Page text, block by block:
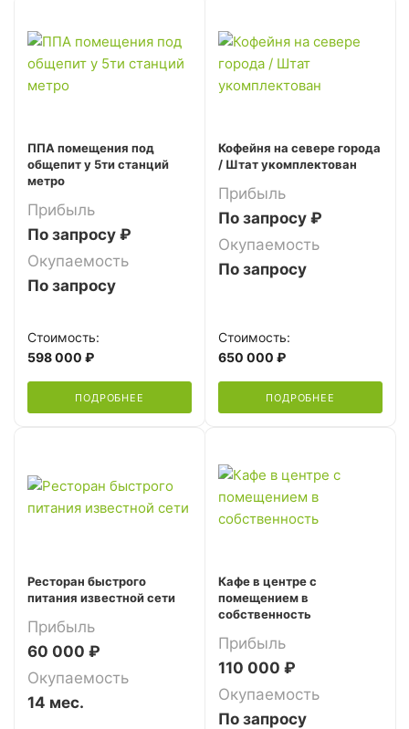
ППА помещения под
общепит у 5ти станций
метро
Прибыль
По запросу ₽
Окупаемость
По запросу
Стоимость:
598 000 ₽
ПОДРОБНЕЕ
Кофейня на севере города
/ Штат укомплектован
Прибыль
По запросу ₽
Окупаемость
По запросу
Стоимость:
650 000 ₽
ПОДРОБНЕЕ
Ресторан быстрого
питания известной сети
Прибыль
60 000 ₽
Окупаемость
14 мес.
Кафе в центре с
помещением в
собственность
Прибыль
110 000 ₽
Окупаемость
По запросу